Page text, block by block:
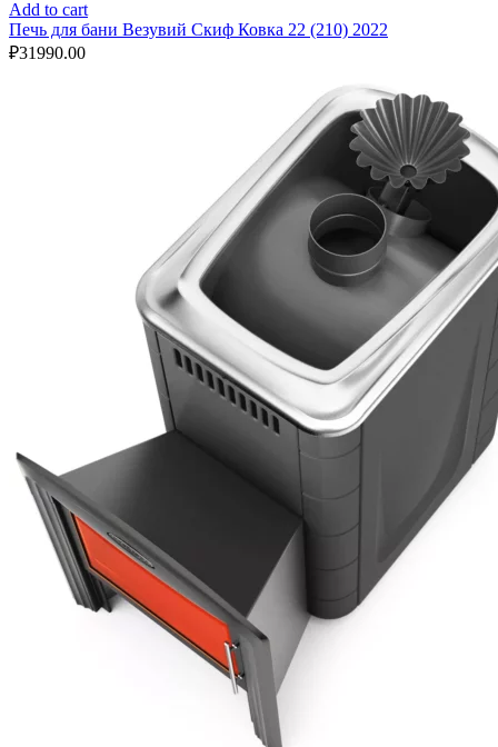
Add to cart
Печь для бани Везувий Скиф Ковка 22 (210) 2022
₽31990.00